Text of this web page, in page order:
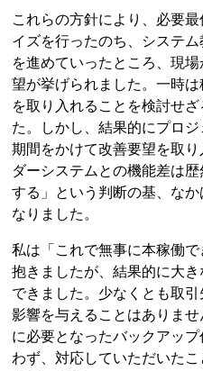
これらの方針により、必要
イズを行ったのち、システ
を進めていったところ、現
望が挙げられました。一時
を取り入れることを検討せ
た。しかし、結果的にプロ
期間をかけて改善要望を取
ダーシステムとの機能差は
する」という判断の基、な
なりました。
私は「これで無事に本稼働
抱きましたが、結果的に大
できました。少なくとも取
影響を与えることはありま
に必要となったバックアッ
わず、対応していただいた